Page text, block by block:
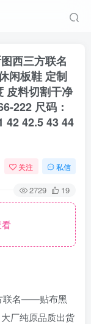
西三方联名
闲板鞋 定制
皮料切割干净
222 尺码：
42 42.5 43 44
关注 私信
2729 19
联名——贴布黑
厂纯原品质出货